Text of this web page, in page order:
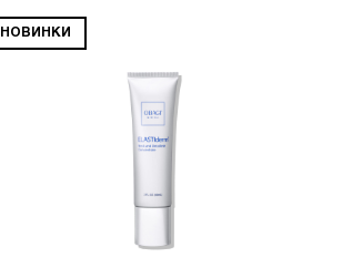
НОВИНКИ